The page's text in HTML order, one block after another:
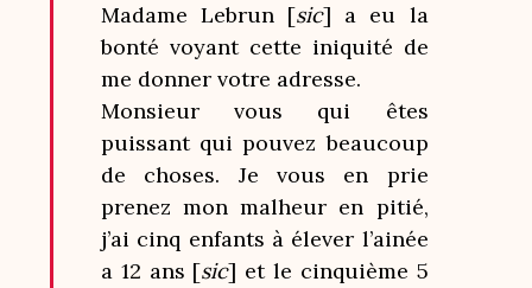
Madame Lebrun [sic] a eu la
bonté voyant cette iniquité de
me donner votre adresse.
Monsieur vous qui êtes
puissant qui pouvez beaucoup
de choses. Je vous en prie
prenez mon malheur en pitié,
j’ai cinq enfants à élever l’ainée
a 12 ans [sic] et le cinquième 5